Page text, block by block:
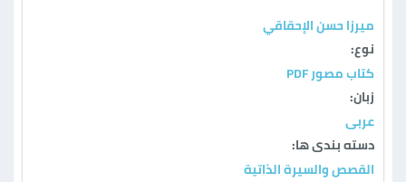
ميرزا حسن الإحقاقي
نوع:
كتاب مصور PDF
زبان:
عربی
دسته بندی ها:
القصص والسيرة الذاتية